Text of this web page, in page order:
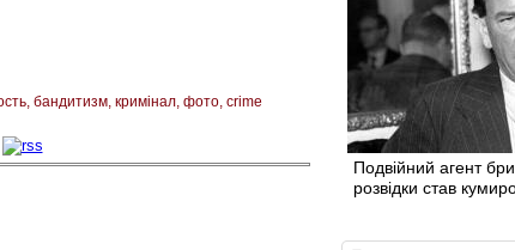
бандитизм кримінал фото crime
Подвійний агент
розвідки став